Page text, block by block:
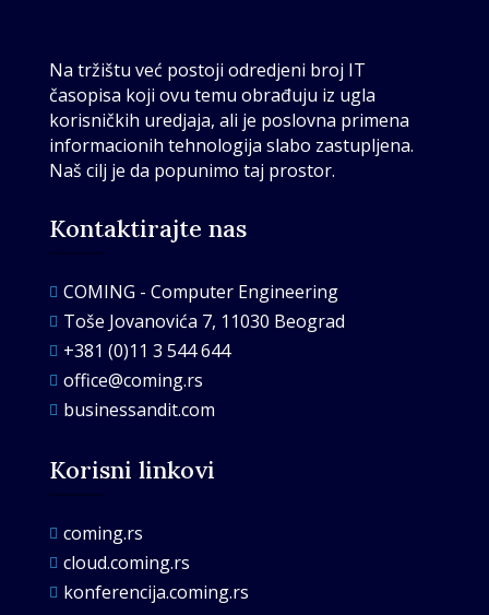
Na tržištu već postoji odredjeni broj IT
časopisa koji ovu temu obrađuju iz ugla
korisničkih uredjaja, ali je poslovna primena
informacionih tehnologija slabo zastupljena.
Naš cilj je da popunimo taj prostor.
Kontaktirajte nas
 COMING - Computer Engineering
 Toše Jovanovića 7, 11030 Beograd
 +381 (0)11 3 544 644
 office@coming.rs
 businessandit.com
Korisni linkovi
 coming.rs
 cloud.coming.rs
 konferencija.coming.rs